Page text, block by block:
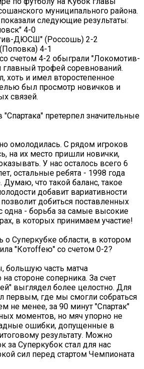
муниципального района.
следующие результаты:
4-0
ДЮСШ" (Россошь) 2-2
4-1
счетом 4-2 обыграли "Локомотив-
трофей соревнований.
хоть и имел второстепенное
был просмотр новичков и
связей.
"Спартака" претерпел значительные
омолодилась. С рядом игроков
на их место пришли новички,
У нас осталось всего 6
остальные ребята - 1998 года
что такой баланс, такое
добавит вариативности
добиться поставленных
одна - борьба за самые высокие
в которых принимаем участие!
о Суперкубке области, в котором
"Котоffею" со счетом 0-2?
большую часть матча
стороне соперника. За счет
выглядел более целостно. Для
первым, где мы смогли собраться
не менее, за 90 минут "Спартак"
моментов, но мяч упорно не
ошибки, допущенные в
результату. Можно
за Суперкубок стал для нас
сил перед стартом Чемпионата